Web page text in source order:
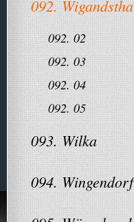
092.
092. 02
092. 03
092. 04
092. 05
093. Wilka
094. Wingendorf